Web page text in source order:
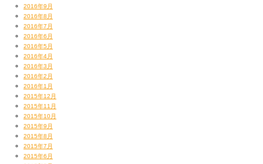
2016年9月
2016年8月
2016年7月
2016年6月
2016年5月
2016年4月
2016年3月
2016年2月
2016年1月
2015年12月
2015年11月
2015年10月
2015年9月
2015年8月
2015年7月
2015年6月